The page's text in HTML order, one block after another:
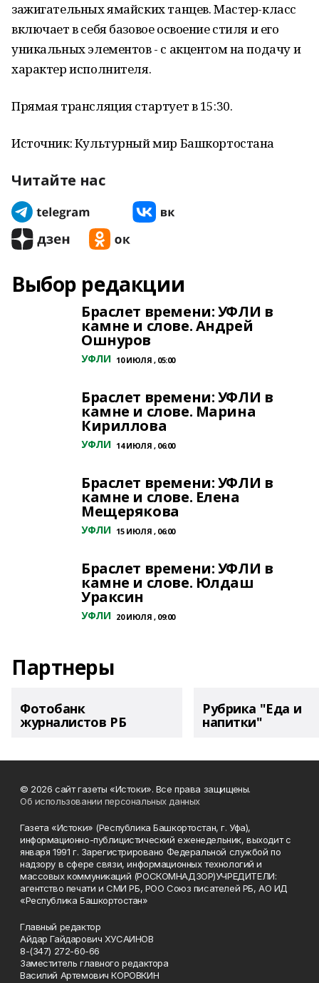
зажигательных ямайских танцев. Мастер-класс
включает в себя базовое освоение стиля и его
уникальных элементов - с акцентом на подачу и
характер исполнителя.
Прямая трансляция стартует в 15:30.
Источник: Культурный мир Башкортостана
Читайте нас
Выбор редакции
Браслет времени: УФЛИ в
камне и слове. Андрей
Ошнуров
УФЛИ 10 ИЮЛЯ , 05:00
Браслет времени: УФЛИ в
камне и слове. Марина
Кириллова
УФЛИ 14 ИЮЛЯ , 06:00
Браслет времени: УФЛИ в
камне и слове. Елена
Мещерякова
УФЛИ 15 ИЮЛЯ , 06:00
Браслет времени: УФЛИ в
камне и слове. Юлдаш
Ураксин
УФЛИ 20 ИЮЛЯ , 09:00
Партнеры
Фотобанк
журналистов РБ
Рубрика "Еда и
напитки"
© 2026 сайт газеты «Истоки». Все права защищены.
Об использовании персональных данных
Газета «Истоки» (Республика Башкортостан, г. Уфа),
информационно-публицистический еженедельник, выходит с
января 1991 г. Зарегистрировано Федеральной службой по
надзору в сфере связи, информационных технологий и
массовых коммуникаций (РОСКОМНАДЗОР)УЧРЕДИТЕЛИ:
агентство печати и СМИ РБ, РОО Союз писателей РБ, АО ИД
«Республика Башкортостан»
Главный редактор
Айдар Гайдарович ХУСАИНОВ
8-(347) 272-60-66
Заместитель главного редактора
Василий Артемович КОРОВКИН